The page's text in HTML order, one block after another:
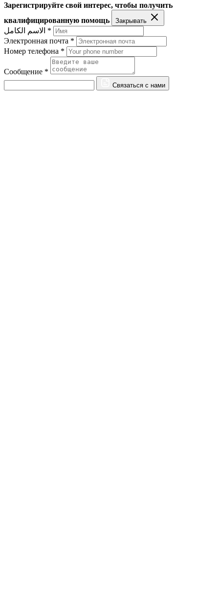
Зарегистрируйте свой интерес, чтобы получить
квалифицированную помощь
Закрывать
الاسم الكامل *
Электронная почта *
Номер телефона *
Сообщение *
Связаться с нами